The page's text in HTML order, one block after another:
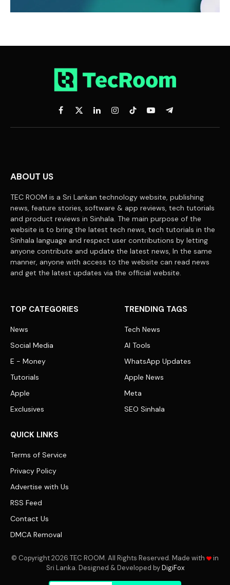
Facebook
X
(Twitter)
LinkedInInstagram
TikTokYouTubeTelegram
ABOUT US
TEC ROOM is a Sri Lankan technology website, publishing
news, feature stories, software & app reviews, tech tutorials
and product reviews in Sinhala. The main purpose of the
website is to bring the latest tech news, tech tutorials in the
Sinhala language and respect user contributions by letting
anyone contribute and update the latest news, In the same
manner, anyone with access to the website can read news
and get the latest updates via the official website.
TOP CATEGORIES
News
Social Media
E - Money
Tutorials
Apple
Exclusives
TRENDING TAGS
Tech News
AI Tools
WhatsApp Updates
Apple News
Meta
SEO Sinhala
QUICK LINKS
Terms of Service
Privacy Policy
Advertise with Us
RSS Feed
Contact Us
DMCA Removal
© Copyright 2026 TEC ROOM. All Rights Reserved. Made with
in
Sri Lanka. Designed & Developed byDigiFox